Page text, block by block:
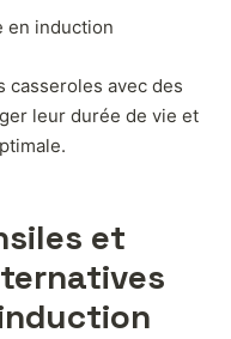
en induction
casseroles avec des
leur durée de vie et
et